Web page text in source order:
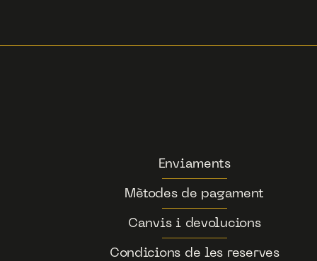
Enviaments
Mètodes de pagament
Canvis i devolucions
Condicions de les reserves